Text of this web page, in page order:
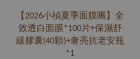
【2026小禎夏季面膜團】全
效透白面膜*100片+保濕舒
緩膠囊(40顆)+奢亮抗老安瓶
*1